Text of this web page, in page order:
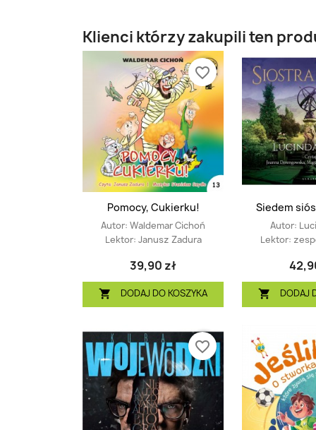
Klienci którzy zakupili ten
Pomocy, Cukierku!
Autor: Waldemar Cichoń
Lektor: Janusz Zadura
39,90 zł
 DODAJ DO KOSZYKA
favorite_border
Siedem
Autor:
Lektor:
 DODAJ
favorite_border